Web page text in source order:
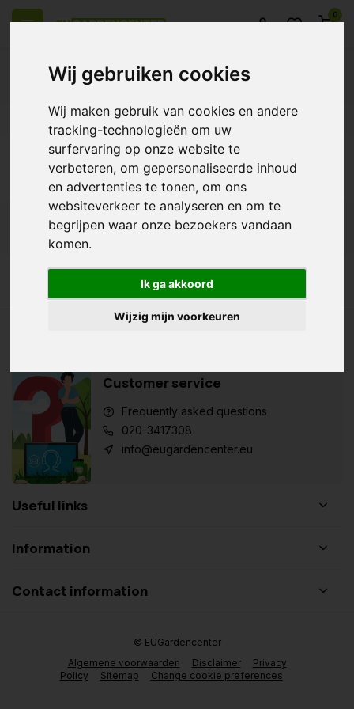
Wij gebruiken cookies
Wij maken gebruik van cookies en andere
tracking-technologieën om uw
surfervaring op onze website te
verbeteren, om gepersonaliseerde inhoud
en advertenties te tonen, om ons
websiteverkeer te analyseren en om te
begrijpen waar onze bezoekers vandaan
komen.
Ik ga akkoord
Wijzig mijn voorkeuren
0
Europe 14 Days return policy Best customer service
Back
Products tagged with Terra Aquatica
Customer service
Frequently asked questions
020-3417308
info@eugardencenter.eu
Useful links
Information
Contact information
Algemene voorwaarden Disclaimer
Privacy
Policy
Sitemap Change cookie preferences
© EUGardencenter